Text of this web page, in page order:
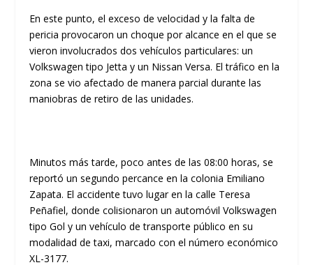
En este punto, el exceso de velocidad y la falta de
pericia provocaron un choque por alcance en el que se
vieron involucrados dos vehículos particulares: un
Volkswagen tipo Jetta y un Nissan Versa. El tráfico en la
zona se vio afectado de manera parcial durante las
maniobras de retiro de las unidades.
​Minutos más tarde, poco antes de las08:00 horas, se
reportó un segundo percance en lacolonia Emiliano
Zapata. El accidente tuvo lugar en lacalle Teresa
Peñafiel, donde colisionaron un automóvil Volkswagen
tipo Gol y un vehículo de transporte público en su
modalidad de taxi, marcado con el número económico
XL-3177.